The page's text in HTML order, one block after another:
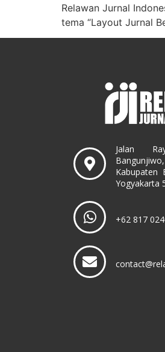
Relawan Jurnal
tema “Layout Jurnal
Jalan
Kabupaten
Yogyakarta
+62 817